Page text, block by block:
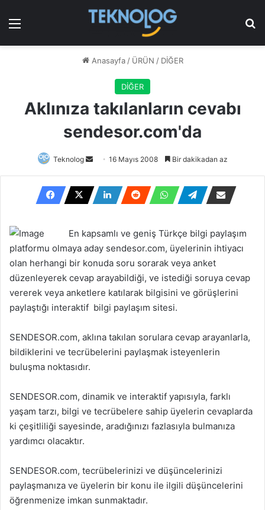
Menü
Anasayfa / ÜRÜN / DİĞER
DİĞER
Aklınıza takılanların cevabı
sendesor.com'da
Teknolog
Bir
posta
göndermek
16 Mayıs 2008 Bir dakikadan az
En kapsamlı ve geniş Türkçe bilgi paylaşım
platformu olmaya aday sendesor.com, üyelerinin ihtiyacı
olan herhangi bir konuda soru sorarak veya anket
düzenleyerek cevap arayabildiği, ve istediği soruya cevap
vererek veya anketlere katılarak bilgisini ve görüşlerini
paylaştığı interaktif bilgi paylaşım sitesi.
SENDESOR.com, aklına takılan sorulara cevap arayanlarla,
bildiklerini ve tecrübelerini paylaşmak isteyenlerin
buluşma noktasıdır.
SENDESOR.com, dinamik ve interaktif yapısıyla, farklı
yaşam tarzı, bilgi ve tecrübelere sahip üyelerin cevaplarda
ki çeşitliliği sayesinde, aradığınızı fazlasıyla bulmanıza
yardımcı olacaktır.
SENDESOR.com, tecrübelerinizi ve düşüncelerinizi
paylaşmanıza ve üyelerin bir konu ile ilgili düşüncelerini
öğrenmenize imkan sunmaktadır.